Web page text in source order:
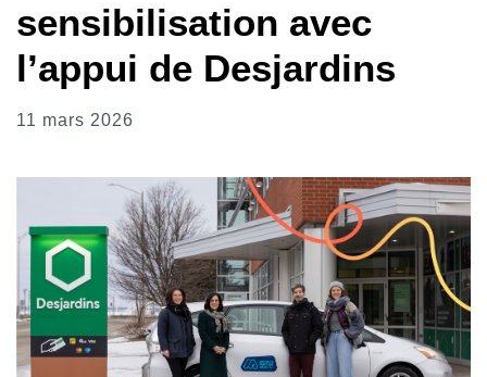
sensibilisation avec
l’appui de Desjardins
11 mars 2026